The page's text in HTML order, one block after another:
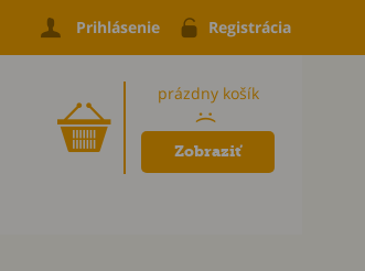
Prihlásenie Registrácia
prázdny košík
:(
Zobraziť